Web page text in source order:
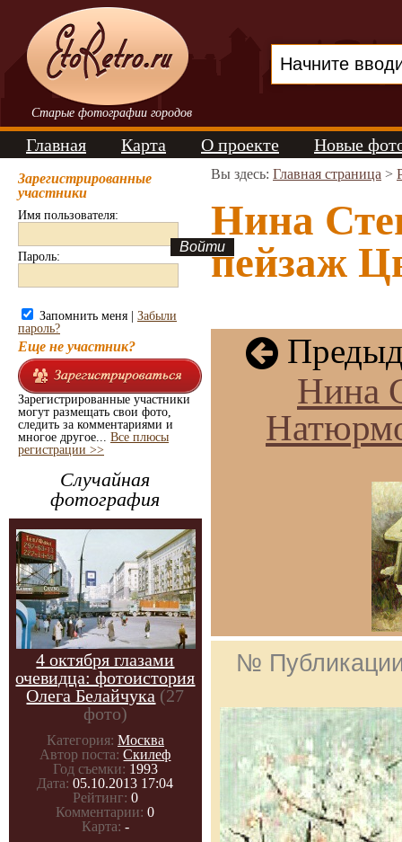
Старые фотографии городов
Главная Карта О проекте Новые
Зарегистрированные
участники
Имя пользователя:
Пароль:
Запомнить меня | Забыли
пароль?
Еще не участник?
Зарегистрированные участники
могут размещать свои фото,
следить за комментариями и
многое другое... Все плюсы
регистрации >>
Случайная
фотография
4 октября глазами
очевидца: фотоистория
Олега Белайчука (27
фото)
Категория: Москва
Автор поста: Скилеф
Год съемки: 1993
Дата: 05.10.2013 17:04
Рейтинг: 0
Комментарии: 0
Карта: -
Вы здесь: Главная страница >
Нина
пейзаж
Нина
№